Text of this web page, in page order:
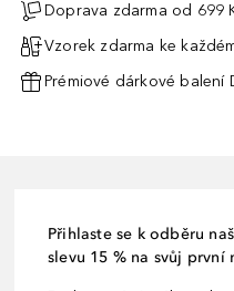
Doprava zdarma od 699
Vzorek zdarma ke
Prémiové dárkové balení
Přihlaste se k odběru
slevu 15 % na svůj první